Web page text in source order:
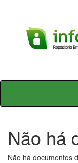
Skip
Não há
Não há documentos